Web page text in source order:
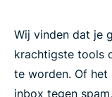
Wij vinden dat je
krachtigste tools
te worden. Of het
inbox tegen